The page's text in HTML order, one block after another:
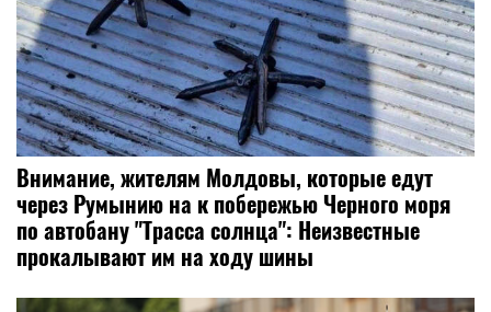
Внимание, жителям Молдовы, которые едут
через Румынию на к побережью Черного моря
по автобану "Трасса солнца": Неизвестные
прокалывают им на ходу шины